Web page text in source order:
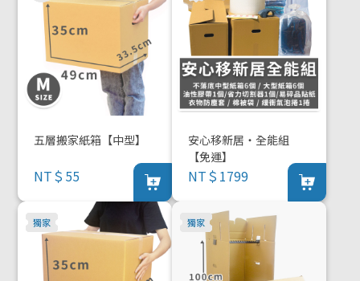
五層搬家紙箱【中型】
NT＄55
安心移新居・全能組
【免運】
NT＄1799